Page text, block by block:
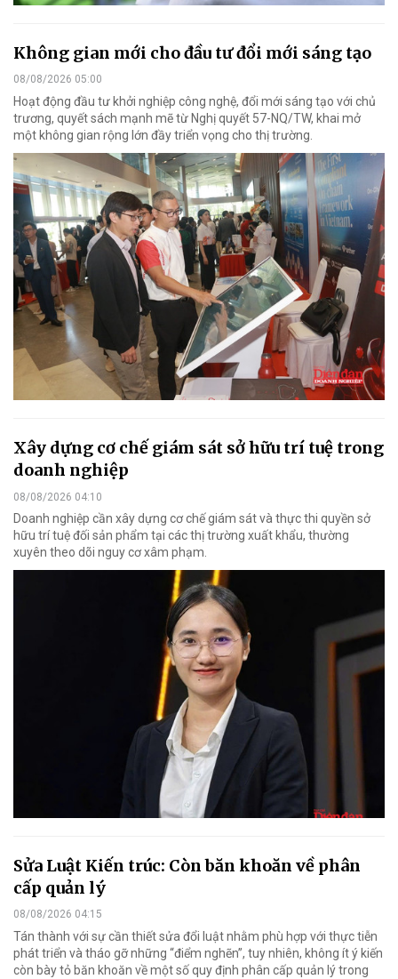
Không gian mới cho đầu tư đổi mới sáng tạo
08/08/2026 05:00
Hoạt động đầu tư khởi nghiệp công nghệ, đổi mới sáng tạo với chủ
trương, quyết sách mạnh mẽ từ Nghị quyết 57-NQ/TW, khai mở
một không gian rộng lớn đầy triển vọng cho thị trường.
Xây dựng cơ chế giám sát sở hữu trí tuệ trong
doanh nghiệp
08/08/2026 04:10
Doanh nghiệp cần xây dựng cơ chế giám sát và thực thi quyền sở
hữu trí tuệ đối sản phẩm tại các thị trường xuất khẩu, thường
xuyên theo dõi nguy cơ xâm phạm.
Sửa Luật Kiến trúc: Còn băn khoăn về phân
cấp quản lý
08/08/2026 04:15
Tán thành với sự cần thiết sửa đổi luật nhằm phù hợp với thực tiễn
phát triển và tháo gỡ những “điểm nghẽn”, tuy nhiên, không ít ý kiến
còn bày tỏ băn khoăn về một số quy định phân cấp quản lý trong